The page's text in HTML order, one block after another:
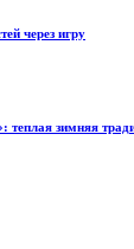
через игру
теплая зимняя